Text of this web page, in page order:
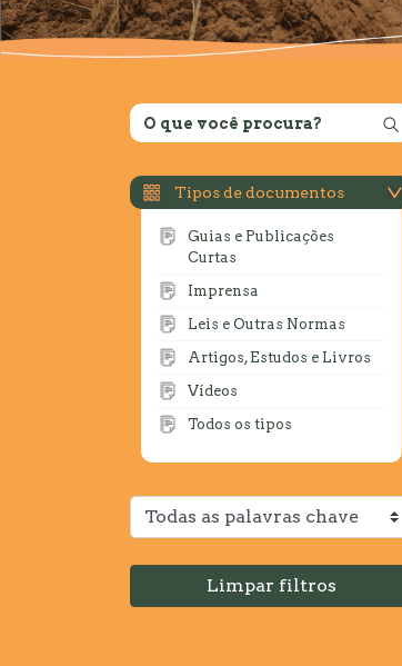
Tipos de documentos
Guias e Publicações
Curtas
Imprensa
Leis e Outras Normas
Artigos, Estudos e Livros
Vídeos
Todos os tipos
Limpar filtros